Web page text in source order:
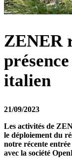
ZENER
italien
21/09/2023
Les activités de
le déploiement du
notre récente
avec la société